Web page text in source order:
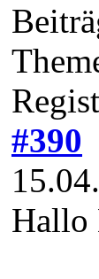
#390
Hallo